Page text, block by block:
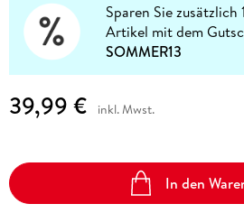
Sparen Sie zusätzlich
Artikel mit dem
SOMMER13
39,99 € inkl. Mwst.
In den